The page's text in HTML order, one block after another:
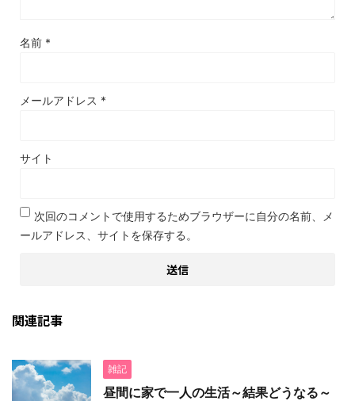
名前 *
メールアドレス *
サイト
次回のコメントで使用するためブラウザーに自分の名前、メ
ールアドレス、サイトを保存する。
関連記事
雑記
昼間に家で一人の生活～結果どうなる～